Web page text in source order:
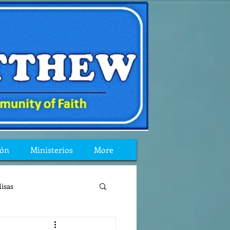
Ministerios More